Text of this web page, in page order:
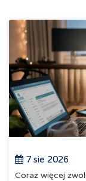
7 sie 2026
Coraz więcej